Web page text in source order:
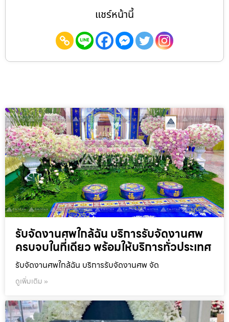
แชร์หน้านี้
รับจัดงานศพใกล้ฉัน บริการรับจัดงานศพ
ครบจบในที่เดียว พร้อมให้บริการทั่วประเทศ
รับจัดงานศพใกล้ฉัน บริการรับจัดงานศพ จัด
ดูเพิ่มเติม »